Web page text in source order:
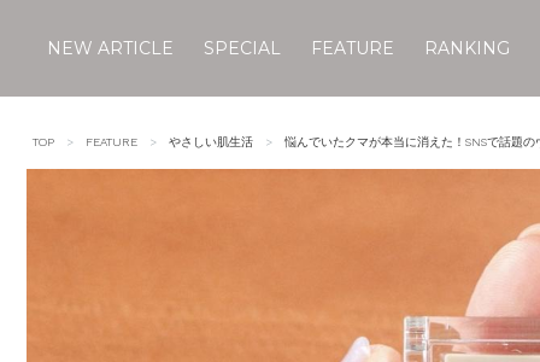
content
NEW ARTICLE SPECIAL FEATURE RANKING
TOP FEATURE やさしい肌生活 悩んでいたクマが本当に消えた！SNSで話題